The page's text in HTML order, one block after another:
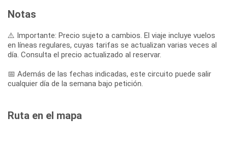
Notas
⚠️ Importante: Precio sujeto a cambios. El viaje incluye vuelos
en líneas regulares, cuyas tarifas se actualizan varias veces al
día. Consulta el precio actualizado al reservar.
📅 Además de las fechas indicadas, este circuito puede salir
cualquier día de la semana bajo petición.
Ruta en el mapa